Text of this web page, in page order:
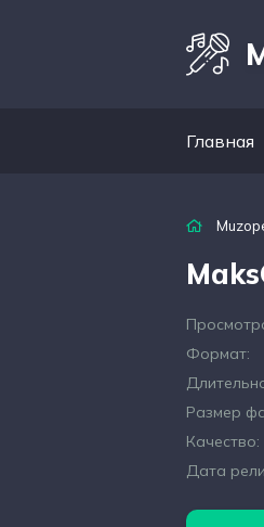
Главная
Формат:
Размер
Качество:
Дата